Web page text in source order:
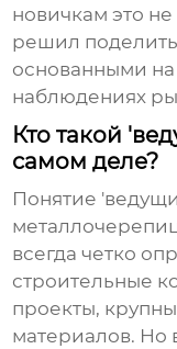
новичкам это
решил
основанными
наблюдениях
Кто такой
самом деле?
Понятие
всегда четко
строительные
проекты,
материалов. Но